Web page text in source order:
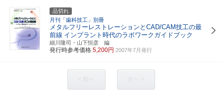
品切れ
月刊「歯科技工」別冊
メタルフリーレストレーションとCAD/CAM技工の最
前線 インプラント時代のラボワークガイドブック
細川隆司・山下恒彦 編
発行時参考価格 5,200円 2007年7月発行